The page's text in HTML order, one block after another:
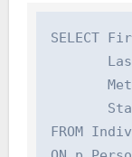
SELECT
FROM